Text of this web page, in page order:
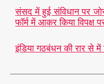
संसद में हुई संविधान पर
फॉर्म में आकर किया विपक्ष
इंडिया गठबंधन की रार से में